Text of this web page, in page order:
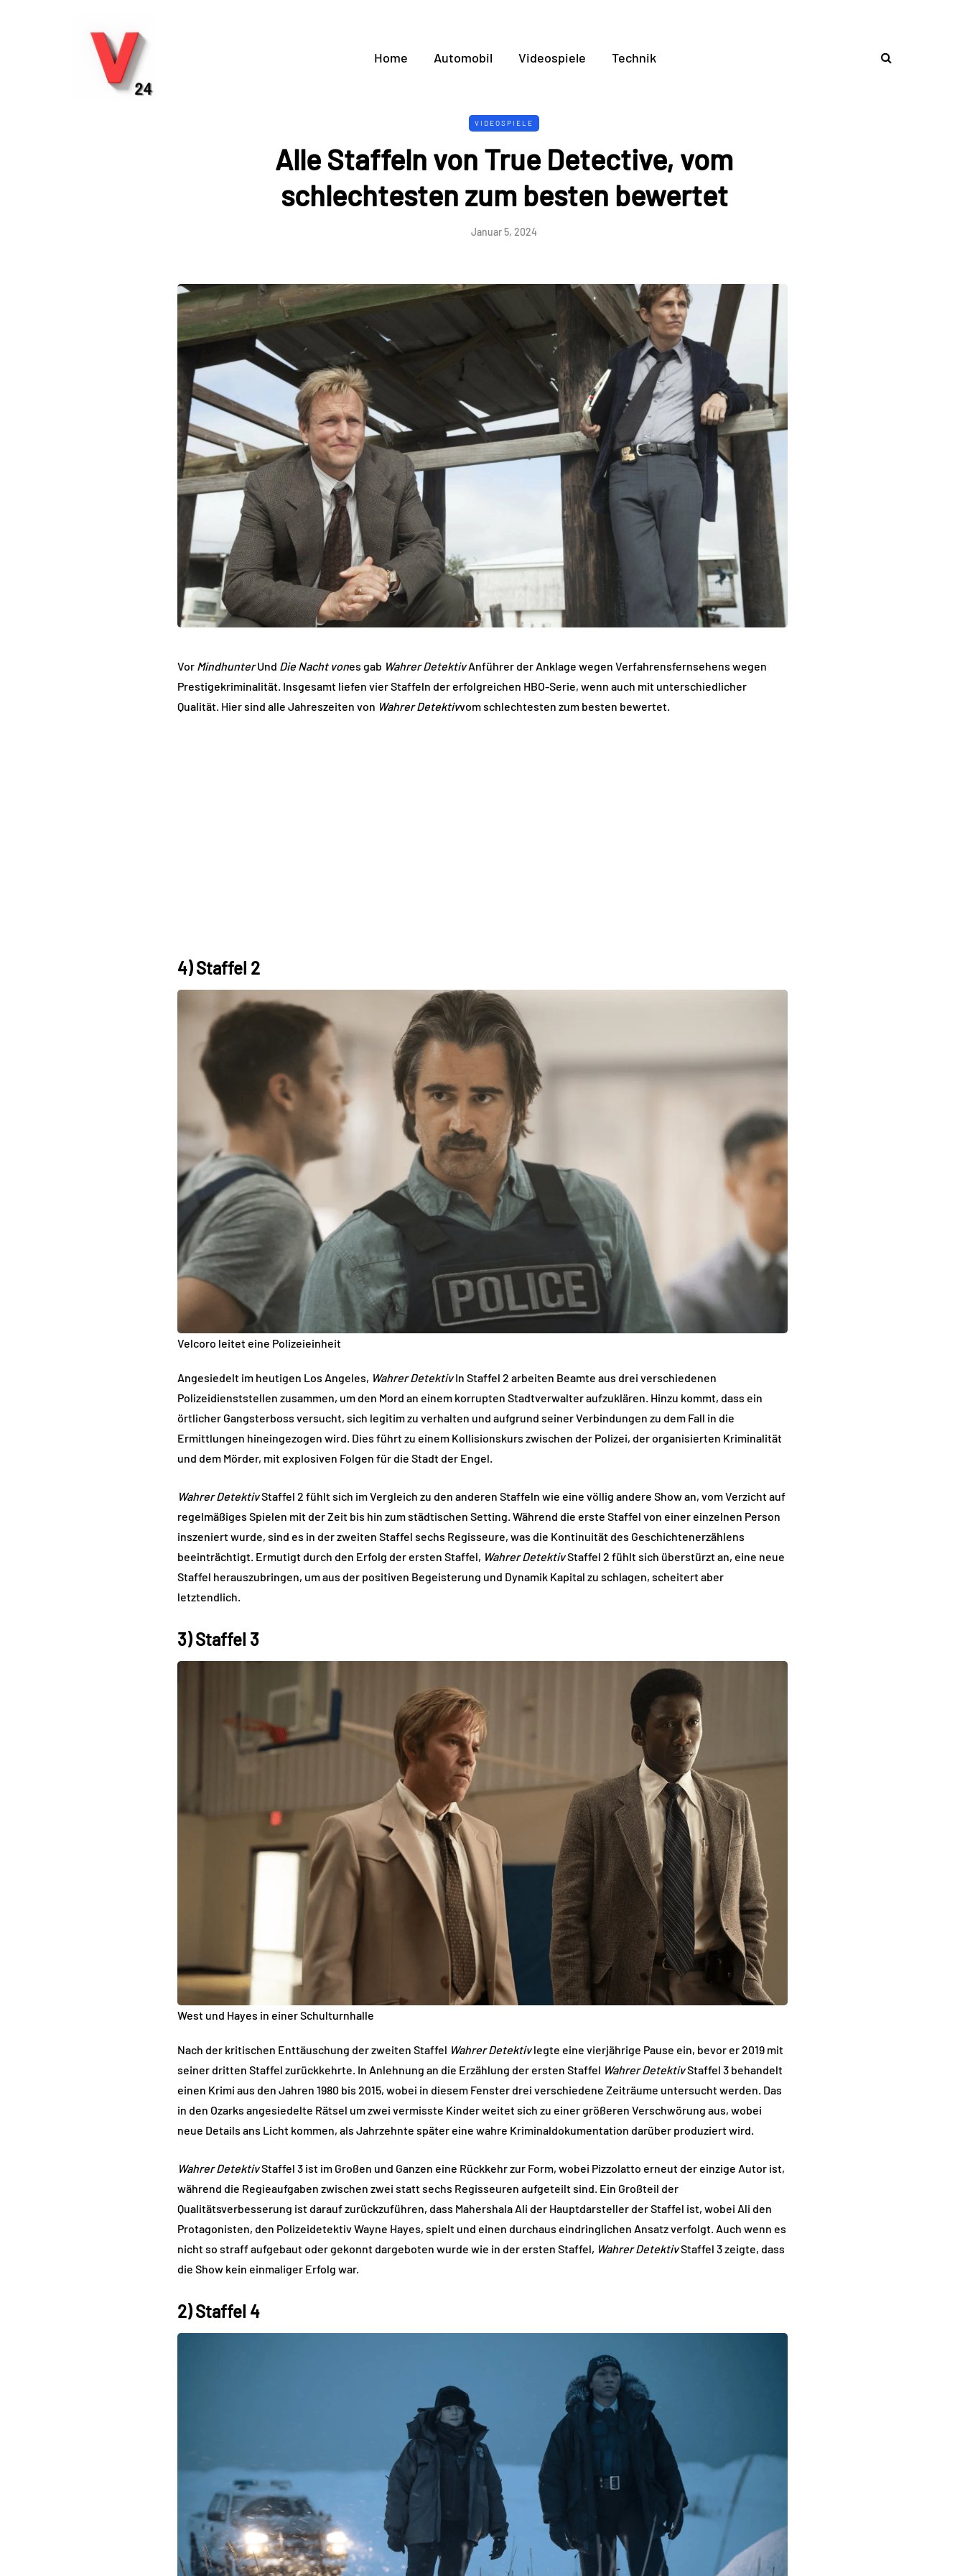
Home Automobil Videospiele Technik
VIDEOSPIELE
Alle Staffeln von True Detective, vom
schlechtesten zum besten bewertet
Januar 5, 2024
Vor MindhunterUnd Die Nacht vones gab Wahrer DetektivAnführer der Anklage wegen Verfahrensfernsehens wegen
Prestigekriminalität. Insgesamt liefen vier Staffeln der erfolgreichen HBO-Serie, wenn auch mit unterschiedlicher
Qualität. Hier sind alle Jahreszeiten von Wahrer Detektivvom schlechtesten zum besten bewertet.
4) Staffel 2
Velcoro leitet eine Polizeieinheit
Angesiedelt im heutigen Los Angeles, Wahrer DetektivIn Staffel 2 arbeiten Beamte aus drei verschiedenen
Polizeidienststellen zusammen, um den Mord an einem korrupten Stadtverwalter aufzuklären. Hinzu kommt, dass ein
örtlicher Gangsterboss versucht, sich legitim zu verhalten und aufgrund seiner Verbindungen zu dem Fall in die
Ermittlungen hineingezogen wird. Dies führt zu einem Kollisionskurs zwischen der Polizei, der organisierten Kriminalität
und dem Mörder, mit explosiven Folgen für die Stadt der Engel.
Wahrer DetektivStaffel 2 fühlt sich im Vergleich zu den anderen Staffeln wie eine völlig andere Show an, vom Verzicht auf
regelmäßiges Spielen mit der Zeit bis hin zum städtischen Setting. Während die erste Staffel von einer einzelnen Person
inszeniert wurde, sind es in der zweiten Staffel sechs Regisseure, was die Kontinuität des Geschichtenerzählens
beeinträchtigt. Ermutigt durch den Erfolg der ersten Staffel, Wahrer DetektivStaffel 2 fühlt sich überstürzt an, eine neue
Staffel herauszubringen, um aus der positiven Begeisterung und Dynamik Kapital zu schlagen, scheitert aber
letztendlich.
3) Staffel 3
West und Hayes in einer Schulturnhalle
Nach der kritischen Enttäuschung der zweiten Staffel Wahrer Detektivlegte eine vierjährige Pause ein, bevor er 2019 mit
seiner dritten Staffel zurückkehrte. In Anlehnung an die Erzählung der ersten Staffel Wahrer DetektivStaffel 3 behandelt
einen Krimi aus den Jahren 1980 bis 2015, wobei in diesem Fenster drei verschiedene Zeiträume untersucht werden. Das
in den Ozarks angesiedelte Rätsel um zwei vermisste Kinder weitet sich zu einer größeren Verschwörung aus, wobei
neue Details ans Licht kommen, als Jahrzehnte später eine wahre Kriminaldokumentation darüber produziert wird.
Wahrer DetektivStaffel 3 ist im Großen und Ganzen eine Rückkehr zur Form, wobei Pizzolatto erneut der einzige Autor ist,
während die Regieaufgaben zwischen zwei statt sechs Regisseuren aufgeteilt sind. Ein Großteil der
Qualitätsverbesserung ist darauf zurückzuführen, dass Mahershala Ali der Hauptdarsteller der Staffel ist, wobei Ali den
Protagonisten, den Polizeidetektiv Wayne Hayes, spielt und einen durchaus eindringlichen Ansatz verfolgt. Auch wenn es
nicht so straff aufgebaut oder gekonnt dargeboten wurde wie in der ersten Staffel, Wahrer DetektivStaffel 3 zeigte, dass
die Show kein einmaliger Erfolg war.
2) Staffel 4